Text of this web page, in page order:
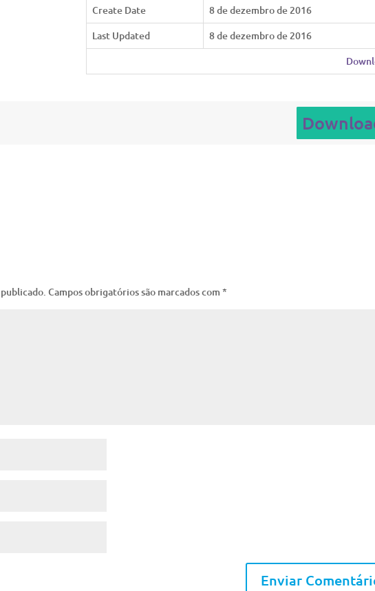
Create Date
8 de dezembro de 2016
Last Updated
8 de dezembro de 2016
Campos obrigatórios são marcados com *